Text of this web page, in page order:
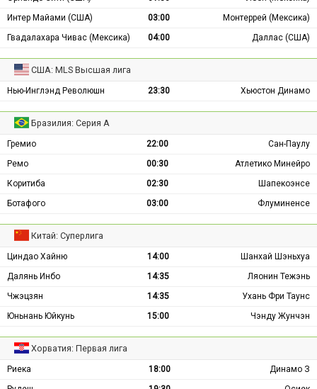
Интер Майами (США)
03:00
Монтеррей (Мексика)
Гвадалахара Чивас (Мексика)
04:00 Даллас (США)
США: MLS Высшая лига
Нью-Инглэнд Революшн 23:30 Хьюстон Динамо
Бразилия: Серия А
Гремио 22:00
Сан-Паулу
Ремо
00:30
Атлетико Минейро
Коритиба
02:30
Шапекоэнсе
Ботафого
03:00 Флуминенсе
Китай: Суперлига
Циндао Хайню 14:00
Шанхай Шэньхуа
Далянь Инбо
14:35
Ляонин Тежэнь
Чжэцзян
14:35
Ухань Фри Таунс
Юньнань Юйкунь
15:00 Чэнду Жунчэн
Хорватия: Первая лига
Риека 18:00
Динамо З